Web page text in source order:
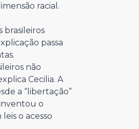
racial.
brasileiros
passa
não
Cecilia. A
a “libertação”
o
o acesso